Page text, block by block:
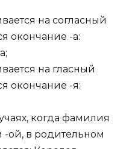
на согласный
окончание -а:
на гласный
окончание -я:
когда фамилия
-ой, в родительном